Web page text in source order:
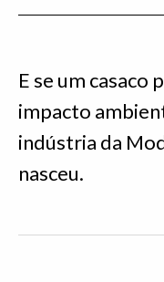
E se um casaco
impacto
indústria da
nasceu.